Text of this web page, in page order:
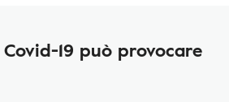
19 può provocare